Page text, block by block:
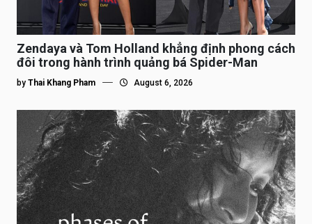
Zendaya và Tom Holland khẳng định phong cách
đôi trong hành trình quảng bá Spider-Man
by Thai Khang Pham August 6, 2026